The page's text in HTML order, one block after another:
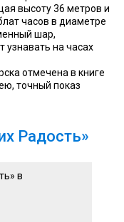
высоту 36 метров и
часов в диаметре
шар,
узнавать на часах
отмечена в книге
точный показ
Радость»
в